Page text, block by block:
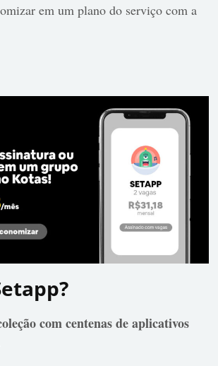
em um plano do serviço com a
com centenas de aplicativos